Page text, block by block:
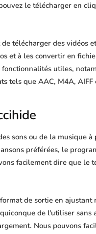
le télécharger en
télécharger des vidéos
et à les convertir en
utiles,
tels que AAC, M4A, AIFF
sons ou de la musique
préférées, le
facilement dire que le
de sortie en ajustant
de l'utiliser sans
Nous pouvons